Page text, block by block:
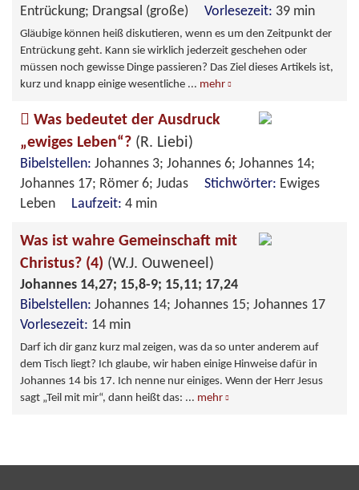
Entrückung; Drangsal (große) Vorlesezeit: 39 min
Gläubige können heiß diskutieren, wenn es um den Zeitpunkt der
Entrückung geht. Kann sie wirklich jederzeit geschehen oder
müssen noch gewisse Dinge passieren? Das Ziel dieses Artikels ist,
kurz und knapp einige wesentliche ... mehr
Was bedeutet der Ausdruck
„ewiges Leben“? (R. Liebi)
Bibelstellen: Johannes 3; Johannes 6; Johannes 14;
Johannes 17; Römer 6; Judas Stichwörter: Ewiges
Leben Laufzeit: 4 min
Was ist wahre Gemeinschaft mit
Christus? (4) (W.J. Ouweneel)
Johannes 14,27; 15,8-9; 15,11; 17,24
Bibelstellen: Johannes 14; Johannes 15; Johannes 17
Vorlesezeit: 14 min
Darf ich dir ganz kurz mal zeigen, was da so unter anderem auf
dem Tisch liegt? Ich glaube, wir haben einige Hinweise dafür in
Johannes 14 bis 17. Ich nenne nur einiges. Wenn der Herr Jesus
sagt „Teil mit mir“, dann heißt das: ... mehr